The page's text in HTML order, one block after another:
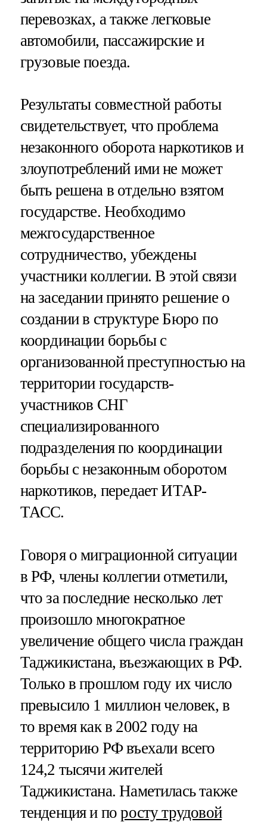
перевозках, а также легковые
автомобили, пассажирские и
грузовые поезда.
Результаты совместной работы
свидетельствует, что проблема
незаконного оборота наркотиков и
злоупотреблений ими не может
быть решена в отдельно взятом
государстве. Необходимо
межгосударственное
сотрудничество, убеждены
участники коллегии. В этой связи
на заседании принято решение о
создании в структуре Бюро по
координации борьбы с
организованной преступностью на
территории государств-
участников СНГ
специализированного
подразделения по координации
борьбы с незаконным оборотом
наркотиков, передает ИТАР-
ТАСС.
Говоря о миграционной ситуации
в РФ, члены коллегии отметили,
что за последние несколько лет
произошло многократное
увеличение общего числа граждан
Таджикистана, въезжающих в РФ.
Только в прошлом году их число
превысило 1 миллион человек, в
то время как в 2002 году на
территорию РФ въехали всего
124,2 тысячи жителей
Таджикистана. Наметилась также
тенденция и поросту трудовой